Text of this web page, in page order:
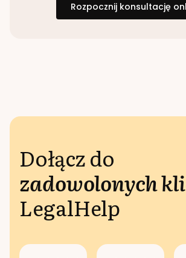
Rozpocznij konsultację
Dołącz do
zadowolonych
LegalHelp